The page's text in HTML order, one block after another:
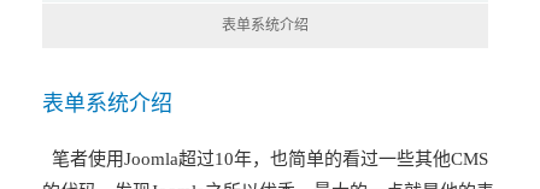
表单系统介绍
表单系统介绍
笔者使用Joomla超过10年，也简单的看过一些其他CMS